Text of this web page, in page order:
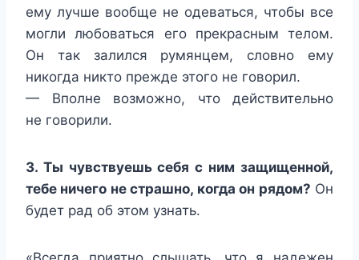
ему лучше вообще не одеваться, чтобы все
могли любоваться его прекрасным телом.
Он так залился румянцем, словно ему
никогда никто прежде этого не говорил.
— Вполне возможно, что действительно
не говорили.
3. Ты чувствуешь себя с ним защищенной,
тебе ничего не страшно, когда он рядом? Он
будет рад об этом узнать.